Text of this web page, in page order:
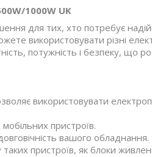
1000W UK
для тих, хто потребує
використовувати різні
потужність і безпеку, що
використовувати
пристроїв.
вашого обладнання.
пристроїв, як блоки